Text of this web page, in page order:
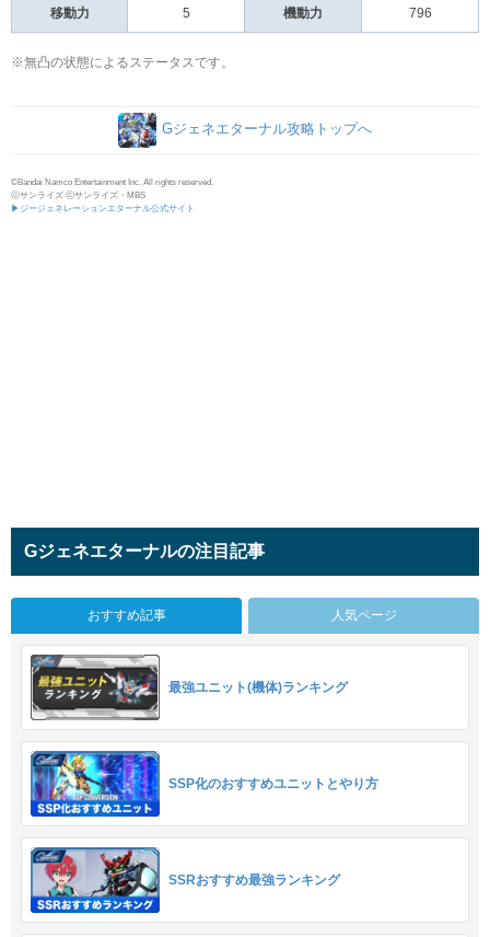
移動力 5 機動力 796
※無凸の状態によるステータスです。
Gジェネエターナル攻略トップへ
©Bandai Namco Entertainment Inc. All rights reserved.
ⓒサンライズ ⓒサンライズ・MBS
▶ジージェネレーションエターナル公式サイト
Gジェネエターナルの注目記事
おすすめ記事 人気ページ
最強ユニット(機体)ランキング
SSP化のおすすめユニットとやり方
SSRおすすめ最強ランキング